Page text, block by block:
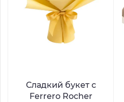
Сладкий букет с
Ferrero Rocher